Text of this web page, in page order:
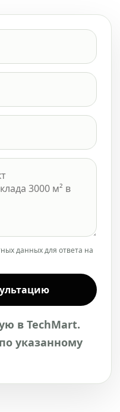
данных для ответа на
в TechMart.
указанному